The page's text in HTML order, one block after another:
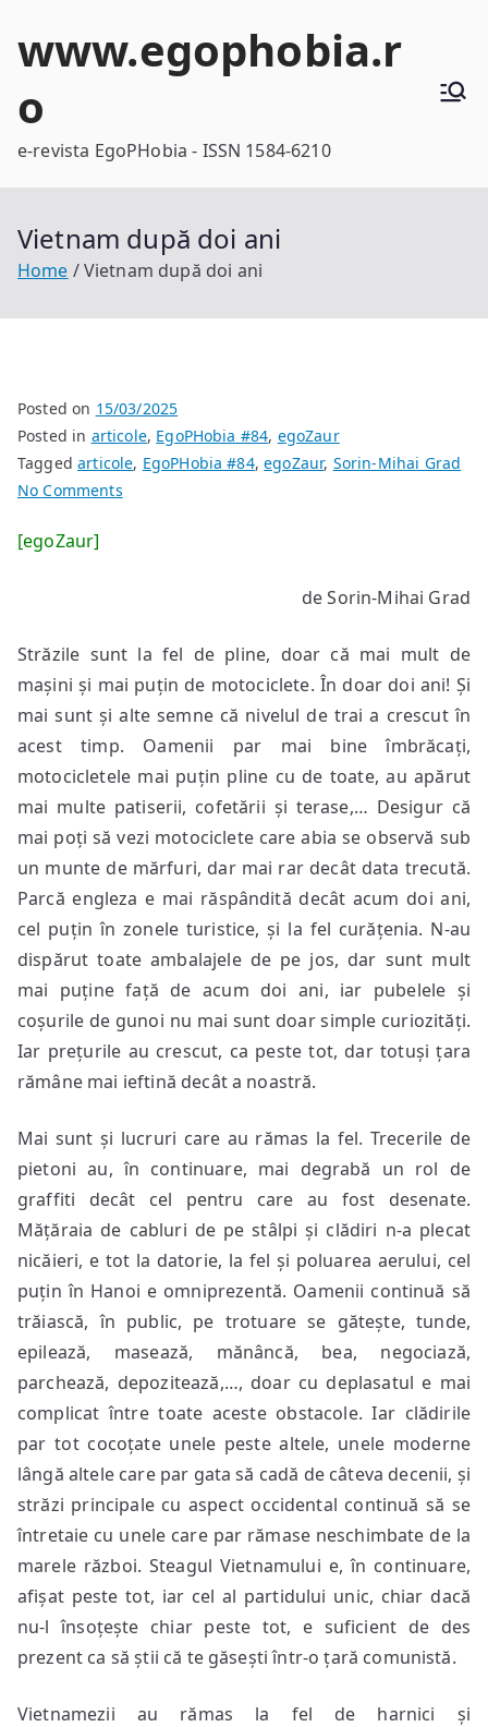
www.egophobia.r
o
e-revista EgoPHobia - ISSN 1584-6210
Vietnam după doi ani
Home Vietnam după doi ani
Posted on 15/03/2025
Posted in articole, EgoPHobia #84, egoZaur
Taggedarticole, EgoPHobia #84,egoZaur, Sorin-Mihai Grad
No Commentson
[egoZaur]
de Sorin-Mihai Grad
Străzile sunt la fel de pline, doar că mai mult de
mașini și mai puțin de motociclete. În doar doi ani! Și
mai sunt și alte semne că nivelul de trai a crescut în
acest timp. Oamenii par mai bine îmbrăcați,
motocicletele mai puțin pline cu de toate, au apărut
mai multe patiserii, cofetării și terase,… Desigur că
mai poți să vezi motociclete care abia se observă sub
un munte de mărfuri, dar mai rar decât data trecută.
Parcă engleza e mai răspândită decât acum doi ani,
cel puțin în zonele turistice, și la fel curățenia. N-au
dispărut toate ambalajele de pe jos, dar sunt mult
mai puține față de acum doi ani, iar pubelele și
coșurile de gunoi nu mai sunt doar simple curiozități.
Iar prețurile au crescut, ca peste tot, dar totuși țara
rămâne mai ieftină decât a noastră.
Mai sunt și lucruri care au rămas la fel. Trecerile de
pietoni au, în continuare, mai degrabă un rol de
graffiti decât cel pentru care au fost desenate.
Mățăraia de cabluri de pe stâlpi și clădiri n-a plecat
nicăieri, e tot la datorie, la fel și poluarea aerului, cel
puțin în Hanoi e omniprezentă. Oamenii continuă să
trăiască, în public, pe trotuare se gătește, tunde,
epilează, masează, mănâncă, bea, negociază,
parchează, depozitează,…, doar cu deplasatul e mai
complicat între toate aceste obstacole. Iar clădirile
par tot cocoțate unele peste altele, unele moderne
lângă altele care par gata să cadă de câteva decenii, și
străzi principale cu aspect occidental continuă să se
întretaie cu unele care par rămase neschimbate de la
marele război. Steagul Vietnamului e, în continuare,
afișat peste tot, iar cel al partidului unic, chiar dacă
nu-l însoțește chiar peste tot, e suficient de des
prezent ca să știi că te găsești într-o țară comunistă.
Vietnamezii au rămas la fel de harnici și